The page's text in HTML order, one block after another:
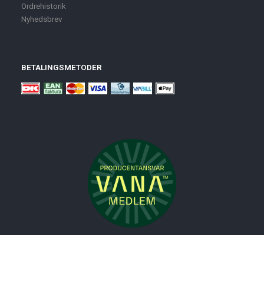
Ordrehistorik
Nyhedsbrev
BETALINGSMETODER